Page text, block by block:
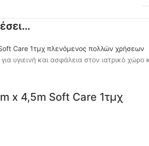
x 4,5m Soft Care 1τμχ